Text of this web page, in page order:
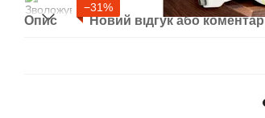
−31%
Опис Новий відгук або коментар